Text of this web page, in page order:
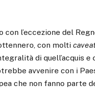
con l’eccezione del
con molti
di quell’acquis e
avvenire con i
che non fanno parte